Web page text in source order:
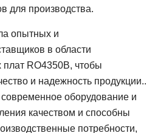
для производства.
опытных и
в области
плат RO4350B, чтобы
и надежность продукции..
оборудование и
качеством и способны
потребности,